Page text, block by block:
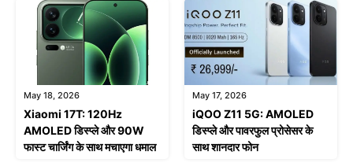
May 18, 2026
Xiaomi 17T: 120Hz
AMOLED डिस्प्ले और 90W
फास्ट चार्जिंग के साथ मचाएगा धमाल
May 17, 2026
iQOO Z11 5G: AMOLED
डिस्प्ले और पावरफुल प्रोसेसर के
साथ शानदार फोन